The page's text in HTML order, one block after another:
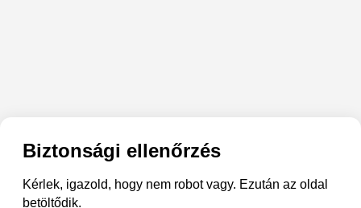
Biztonsági ellenőrzés
Kérlek, igazold, hogy nem robot vagy. Ezután az oldal
betöltődik.